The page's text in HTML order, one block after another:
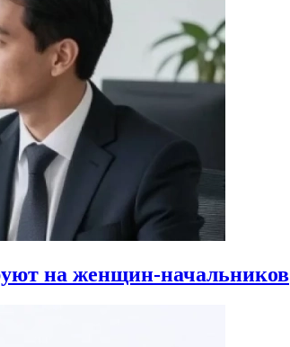
на женщин-начальников